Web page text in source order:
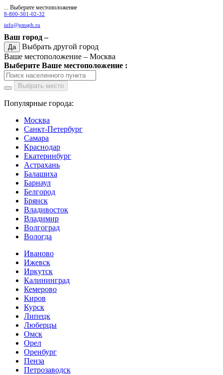
... Выберите местоположение
8-800-301-02-32
info@pmspb.ru
Ваш город –
Да
Выбрать другой город
Ваше местоположение – Москва
Выберите Ваше местоположение :
Выбрать место
Популярные города:
Москва
Санкт-Петербург
Самара
Краснодар
Екатеринбург
Астрахань
Балашиха
Барнаул
Белгород
Брянск
Владивосток
Владимир
Волгоград
Вологда
Иваново
Ижевск
Иркутск
Калининград
Кемерово
Киров
Курск
Липецк
Люберцы
Омск
Орел
Оренбург
Пенза
Петрозаводск